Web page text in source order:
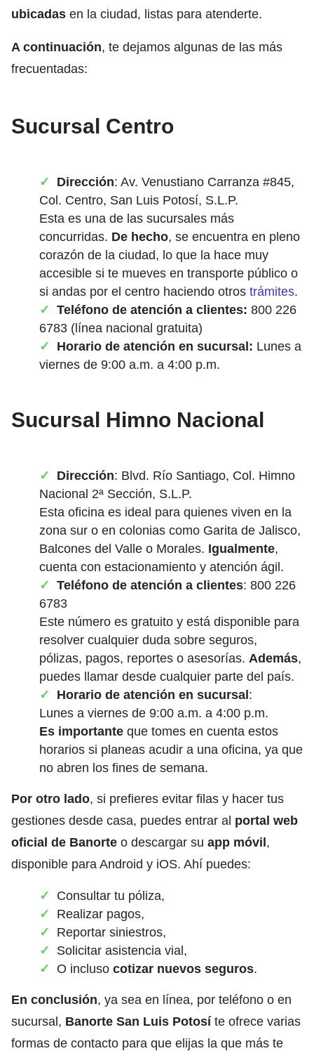
ubicadas en la ciudad, listas para atenderte.
A continuación, te dejamos algunas de las más
frecuentadas:
Sucursal Centro
Dirección: Av. Venustiano Carranza #845,
Col. Centro, San Luis Potosí, S.L.P.
Esta es una de las sucursales más
concurridas. De hecho, se encuentra en pleno
corazón de la ciudad, lo que la hace muy
accesible si te mueves en transporte público o
si andas por el centro haciendo otros trámites.
Teléfono de atención a clientes: 800 226
6783 (línea nacional gratuita)
Horario de atención en sucursal: Lunes a
viernes de 9:00 a.m. a 4:00 p.m.
Sucursal Himno Nacional
Dirección: Blvd. Río Santiago, Col. Himno
Nacional 2ª Sección, S.L.P.
Esta oficina es ideal para quienes viven en la
zona sur o en colonias como Garita de Jalisco,
Balcones del Valle o Morales. Igualmente,
cuenta con estacionamiento y atención ágil.
Teléfono de atención a clientes: 800 226
6783
Este número es gratuito y está disponible para
resolver cualquier duda sobre seguros,
pólizas, pagos, reportes o asesorías. Además,
puedes llamar desde cualquier parte del país.
Horario de atención en sucursal:
Lunes a viernes de 9:00 a.m. a 4:00 p.m.
Es importante que tomes en cuenta estos
horarios si planeas acudir a una oficina, ya que
no abren los fines de semana.
Por otro lado, si prefieres evitar filas y hacer tus
gestiones desde casa, puedes entrar al portal web
oficial de Banorte o descargar su app móvil,
disponible para Android y iOS. Ahí puedes:
Consultar tu póliza,
Realizar pagos,
Reportar siniestros,
Solicitar asistencia vial,
O incluso cotizar nuevos seguros.
En conclusión, ya sea en línea, por teléfono o en
sucursal, Banorte San Luis Potosíte ofrece varias
formas de contacto para que elijas la que más te